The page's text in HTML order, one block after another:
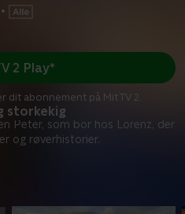
•
storkekig
Peter, som bor hos Lorenz, der
og røverhistorier.
2 Play*
dit abonnement på Mit TV 2.